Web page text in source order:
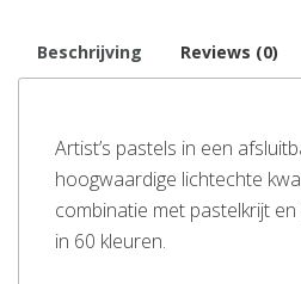
Beschrijving Reviews (0)
Artist’s pastels in een
hoogwaardige lichtechte
combinatie met pastelkrijt
in 60 kleuren.